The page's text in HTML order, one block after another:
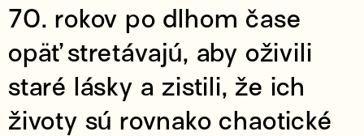
70. rokov po dlhom čase
opäť stretávajú, aby oživili
staré lásky a zistili, že ich
životy sú rovnako chaotické